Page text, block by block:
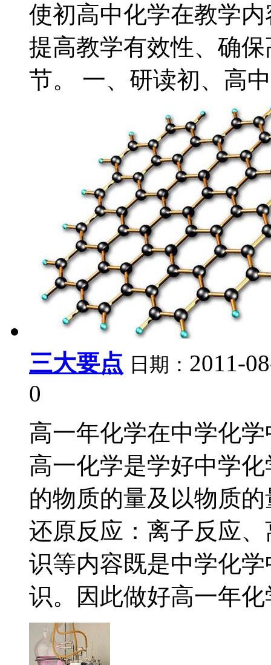
使初高中化学在教学
提高教学有效性、确
节。 一、研读初、高
三大要点 日期： 2011-
0
高一年化学在中学化
高一化学是学好中学
的物质的量及以物质
还原反应：离子反应
识等内容既是中学化
识。因此做好高一年化